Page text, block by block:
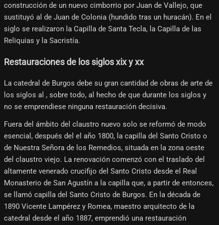
construcción de un nuevo cimborrio por Juan de Vallejo, que
sustituyó al de Juan de Colonia (hundido tras un huracán). En el
siglo se realizaron la Capilla de Santa Tecla, la Capilla de las
Reliquias y la Sacristía.
Restauraciones de los siglos xix y xx
La catedral de Burgos debe su gran cantidad de obras de arte de
los siglos al , sobre todo, al hecho de que durante los siglos y
no se emprendiese ninguna restauración decisiva.
Fuera del ámbito del claustro nuevo solo se reformó de modo
esencial, después del el año 1800, la capilla del Santo Cristo o
de Nuestra Señora de los Remedios, situada en la zona oeste
del claustro viejo. La renovación comenzó con el traslado del
altamente venerado crucifijo del Santo Cristo desde el Real
Monasterio de San Agustín a la capilla que, a partir de entonces,
se llamó capilla del Santo Cristo de Burgos. En la década de
1890 Vicente Lampérez y Romea, maestro arquitecto de la
catedral desde el año 1887, emprendió una restauración